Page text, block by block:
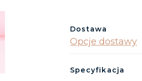
Dostawa
Opcje dostawy
Specyfikacja